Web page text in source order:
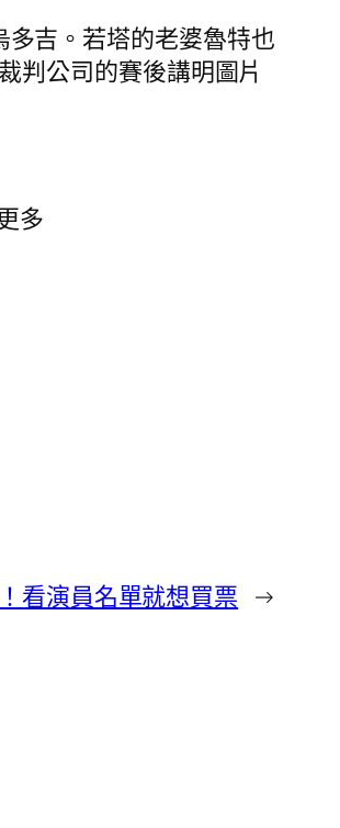
吉。若塔的老婆魯特也
判公司的賽後講明圖片
多
看演員名單就想買票 →